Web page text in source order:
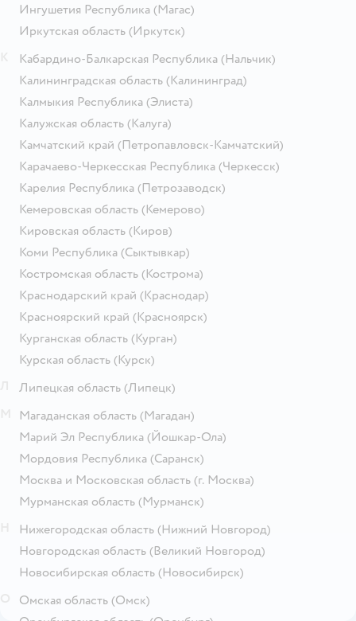
Ингушетия Республика (Магас)
Иркутская область (Иркутск)
Кабардино-Балкарская Республика (Нальчик)
Калининградская область (Калининград)
Калмыкия Республика (Элиста)
Калужская область (Калуга)
Камчатский край (Петропавловск-Камчатский)
Карачаево-Черкесская Республика (Черкесск)
Карелия Республика (Петрозаводск)
Кемеровская область (Кемерово)
Кировская область (Киров)
Коми Республика (Сыктывкар)
Костромская область (Кострома)
Краснодарский край (Краснодар)
Красноярский край (Красноярск)
Курганская область (Курган)
Курская область (Курск)
Липецкая область (Липецк)
Магаданская область (Магадан)
Марий Эл Республика (Йошкар-Ола)
Мордовия Республика (Саранск)
Москва и Московская область (г. Москва)
Мурманская область (Мурманск)
Нижегородская область (Нижний Новгород)
Новгородская область (Великий Новгород)
Новосибирская область (Новосибирск)
Омская область (Омск)